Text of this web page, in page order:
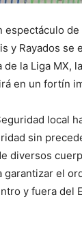
espectáculo
y Rayados se
la Liga MX,
en un fortín
local
sin
diversos
garantizar el
y fuera del